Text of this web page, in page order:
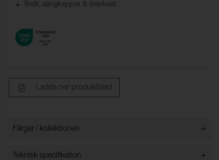
Textil, sängkappor & överkast
Ladda ner produktblad
Färger i kollektionen +
Färger i kollektionen
Teknisk specifikation +